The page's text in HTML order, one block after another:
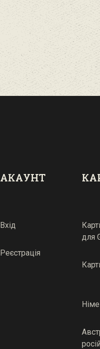
АКАУНТ
Вхід
Реєстрація
для